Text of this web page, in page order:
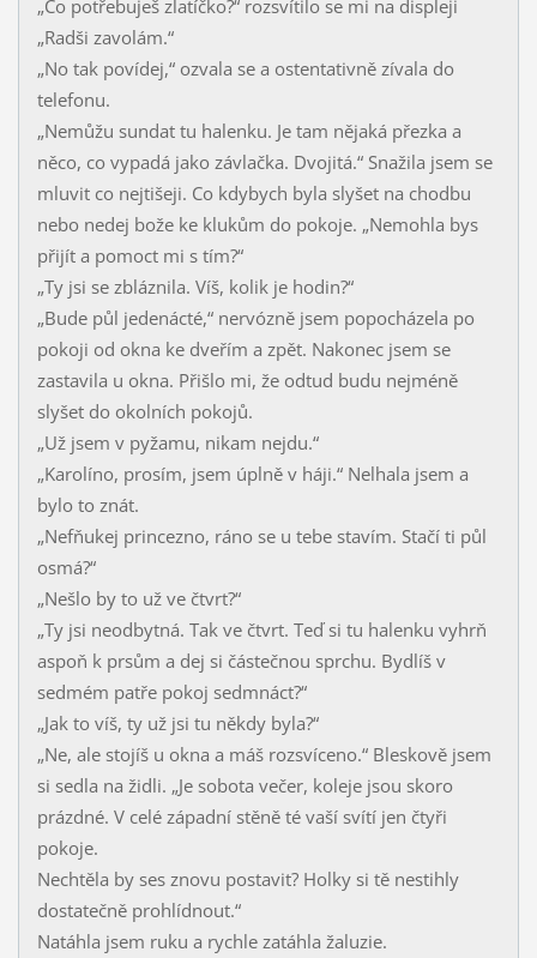
„Co potřebuješ zlatíčko?“ rozsvítilo se mi na displeji
„Radši zavolám.“
„No tak povídej,“ ozvala se a ostentativně zívala do
telefonu.
„Nemůžu sundat tu halenku. Je tam nějaká přezka a
něco, co vypadá jako závlačka. Dvojitá.“ Snažila jsem se
mluvit co nejtišeji. Co kdybych byla slyšet na chodbu
nebo nedej bože ke klukům do pokoje. „Nemohla bys
přijít a pomoct mi s tím?“
„Ty jsi se zbláznila. Víš, kolik je hodin?“
„Bude půl jedenácté,“ nervózně jsem popocházela po
pokoji od okna ke dveřím a zpět. Nakonec jsem se
zastavila u okna. Přišlo mi, že odtud budu nejméně
slyšet do okolních pokojů.
„Už jsem v pyžamu, nikam nejdu.“
„Karolíno, prosím, jsem úplně v háji.“ Nelhala jsem a
bylo to znát.
„Nefňukej princezno, ráno se u tebe stavím. Stačí ti půl
osmá?“
„Nešlo by to už ve čtvrt?“
„Ty jsi neodbytná. Tak ve čtvrt. Teď si tu halenku vyhrň
aspoň k prsům a dej si částečnou sprchu. Bydlíš v
sedmém patře pokoj sedmnáct?“
„Jak to víš, ty už jsi tu někdy byla?“
„Ne, ale stojíš u okna a máš rozsvíceno.“ Bleskově jsem
si sedla na židli. „Je sobota večer, koleje jsou skoro
prázdné. V celé západní stěně té vaší svítí jen čtyři
pokoje.
Nechtěla by ses znovu postavit? Holky si tě nestihly
dostatečně prohlídnout.“
Natáhla jsem ruku a rychle zatáhla žaluzie.